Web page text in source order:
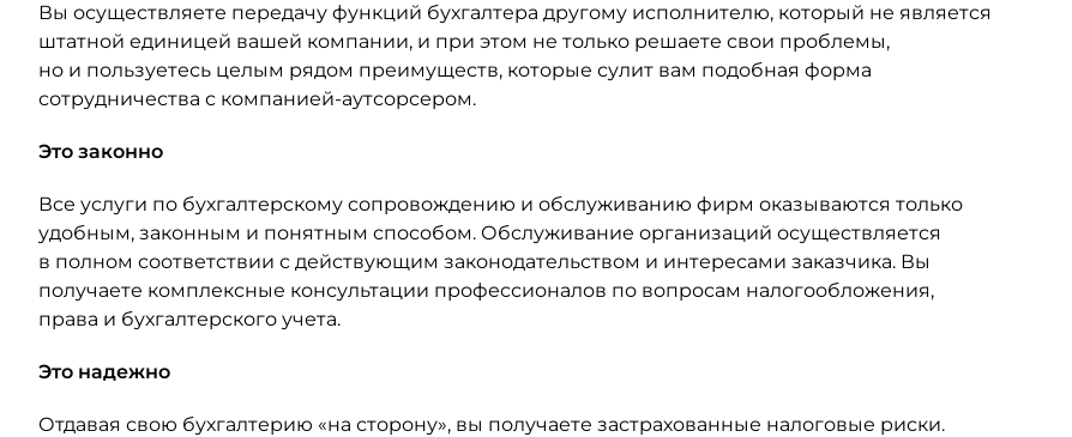
Вы осуществляете передачу функций бухгалтера другому исполнителю, который не является
штатной единицей вашей компании, и при этом не только решаете свои проблемы,
но и пользуетесь целым рядом преимуществ, которые сулит вам подобная форма
сотрудничества с компанией-аутсорсером.
Это законно
Все услуги по бухгалтерскому сопровождению и обслуживанию фирм оказываются только
удобным, законным и понятным способом. Обслуживание организаций осуществляется
в полном соответствии с действующим законодательством и интересами заказчика. Вы
получаете комплексные консультации профессионалов по вопросам налогообложения,
права и бухгалтерского учета.
Это надежно
Отдавая свою бухгалтерию «на сторону», вы получаете застрахованные налоговые риски.